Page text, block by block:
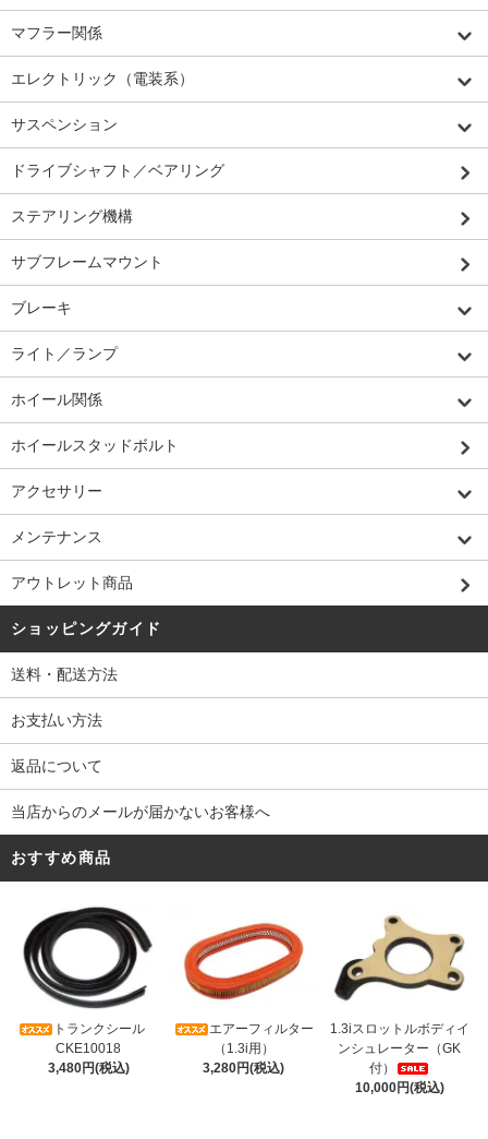
マフラー関係
エレクトリック（電装系）
サスペンション
ドライブシャフト／ベアリング
ステアリング機構
サブフレームマウント
ブレーキ
ライト／ランプ
ホイール関係
ホイールスタッドボルト
アクセサリー
メンテナンス
アウトレット商品
ショッピングガイド
送料・配送方法
お支払い方法
返品について
当店からのメールが届かないお客様へ
おすすめ商品
トランクシール
CKE10018
3,480円(税込)
エアーフィルター
（1.3i用）
3,280円(税込)
1.3iスロットルボディイ
ンシュレーター（GK
付）
10,000円(税込)